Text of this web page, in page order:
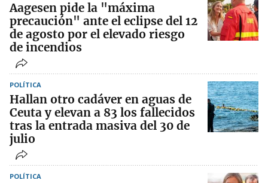
Aagesen pide la "máxima
precaución" ante el eclipse del 12
de agosto por el elevado riesgo
de incendios
POLÍTICA
Hallan otro cadáver en aguas de
Ceuta y elevan a 83 los fallecidos
tras la entrada masiva del 30 de
julio
POLÍTICA